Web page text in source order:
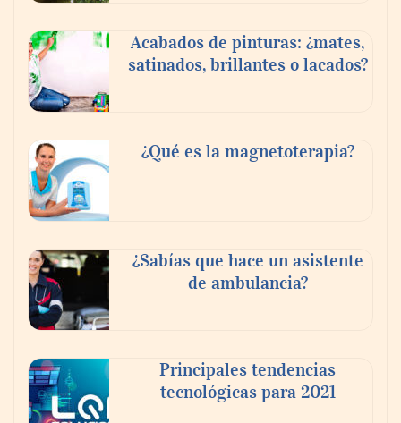
El 82% de empresas industriales no
encuentra personal disponible: 100.000€
para formar nuevos profesionales
Acabados de pinturas: ¿mates,
satinados, brillantes o lacados?
¿Qué es la magnetoterapia?
¿Sabías que hace un asistente
de ambulancia?
Principales tendencias
tecnológicas para 2021